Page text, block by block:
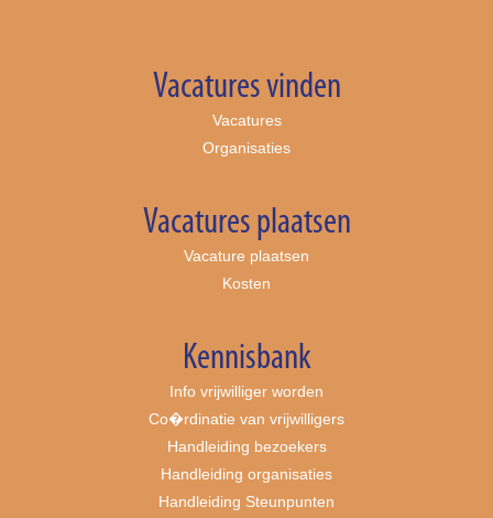
Vacatures vinden
Vacatures
Organisaties
Vacatures plaatsen
Vacature plaatsen
Kosten
Kennisbank
Info vrijwilliger worden
Co�rdinatie van vrijwilligers
Handleiding bezoekers
Handleiding organisaties
Handleiding Steunpunten